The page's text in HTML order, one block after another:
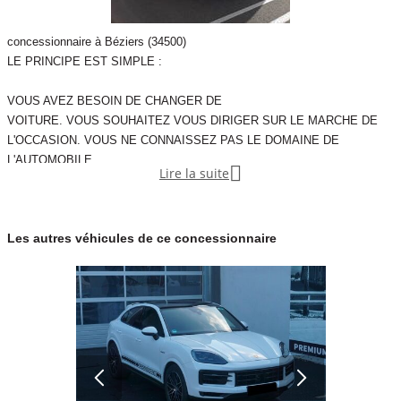
Pré-installation pour téléphone mobile avec interface Bluetooth
Couleur
Blanc
Garantie mécanique
12 mois
concessionnaire à Béziers (34500)
LE PRINCIPE EST SIMPLE :
VOUS AVEZ BESOIN DE CHANGER DE
VOITURE. VOUS SOUHAITEZ VOUS DIRIGER SUR LE MARCHE DE
L'OCCASION. VOUS NE CONNAISSEZ PAS LE DOMAINE DE
L'AUTOMOBILE.
PROSPECTIONS. VOUS CRAIGNEZ DE MANQUER D'ARGUMENTS
VENDEUR TRÈS OFFENSIF.
VOUS POUVEZ FAIRE APPEL A NOUS, CONSULTANT EN ACHAT
AUTOMOBILE.
NOUS POUVONS GARANTIR VOTRE NOUVELLE VOITURE
Lire la suite 
Les autres véhicules de ce concessionnaire